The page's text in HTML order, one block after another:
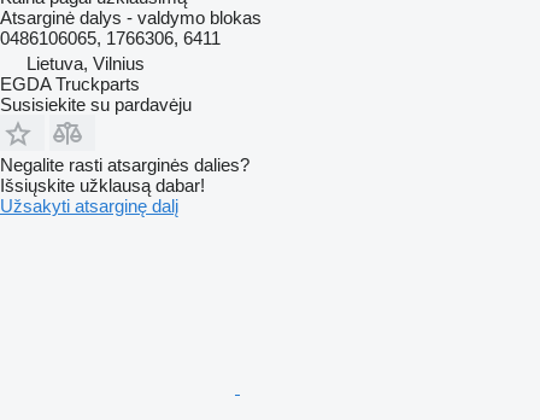
Atsarginė dalys - valdymo blokas
0486106065, 1766306, 6411
Lietuva, Vilnius
EGDA Truckparts
Susisiekite su pardavėju
Negalite rasti atsarginės dalies?
Išsiųskite užklausą dabar!
Užsakyti atsarginę dalį